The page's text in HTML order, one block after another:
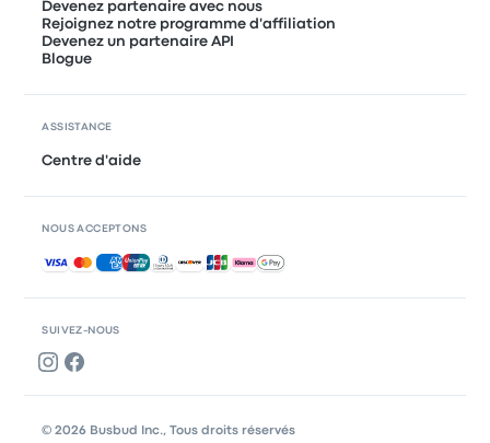
SUIVEZ-NOUS
Devenez partenaire avec nous
Rejoignez notre programme d'affiliation
Devenez un partenaire API
Blogue
ASSISTANCE
Centre d'aide
NOUS ACCEPTONS
Paiements acceptés
© 2026 Busbud Inc., Tous droits réservés